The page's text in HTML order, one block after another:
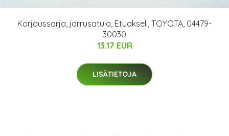
Korjaussarja, jarrusatula, Etuakseli, TOYOTA, 04479-
30030
13.17 EUR
LISÄTIETOJA